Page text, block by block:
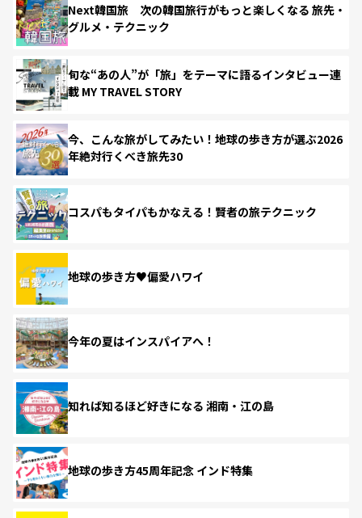
Next韓国旅 次の韓国旅行がもっと楽しくなる 旅先・
グルメ・テクニック
旬な“あの人”が「旅」をテーマに語るインタビュー連
載 MY TRAVEL STORY
今、こんな旅がしてみたい！地球の歩き方が選ぶ2026
年絶対行くべき旅先30
コスパもタイパもかなえる！賢者の旅テクニック
地球の歩き方♥偏愛ハワイ
今年の夏はインスパイアへ！
知れば知るほど好きになる 湘南・江の島
地球の歩き方45周年記念 インド特集